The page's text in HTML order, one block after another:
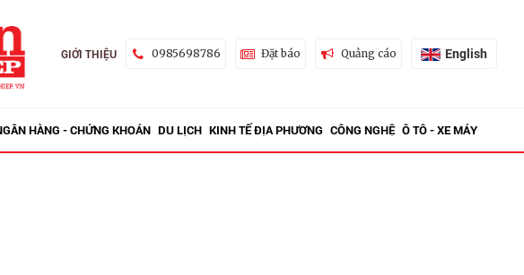
GIỚI THIỆU 0985698786 Đặt báo Quảng cáo English
HÀNG - CHỨNG KHOÁN DU LỊCH KINH TẾ ĐỊA PHƯƠNG CÔNG NGHỆ Ô TÔ - XE MÁY